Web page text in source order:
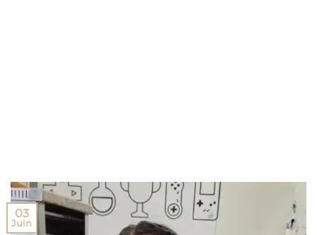
03
Juin